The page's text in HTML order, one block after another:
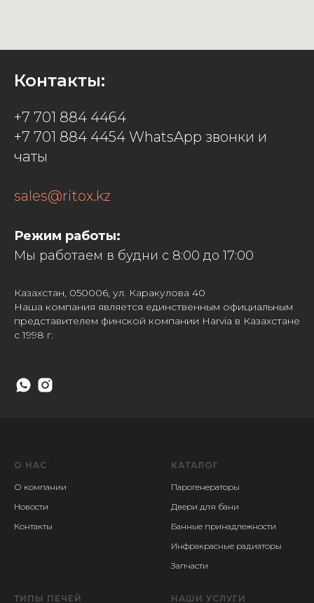
Контакты:
+7 701 884 4464
+7 701 884 4454 WhatsApp звонки и
чаты
sales@ritox.kz
Режим работы:
Мы работаем в будни с 8:00 до 17:00
Казахстан, 050006, ул. Каракулова 40
Наша компания является единственным официальным
представителем финской компании Harvia в Казахстане
с 1998 г.
О НАС
О компании
Новости
Контакты
КАТАЛОГ
Парогенераторы
Двери для бани
Банные принадлежности
Инфракрасные радиаторы
Запчасти
ТИПЫ ПЕЧЕЙ НАШИ УСЛУГИ